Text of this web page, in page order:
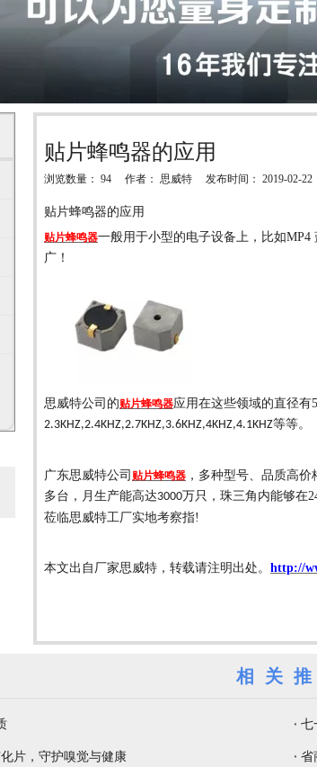
贴片蜂鸣器的应用
浏览数量： 94 作者： 思威特 发布时间： 2019-02-
贴片蜂鸣器的应用
贴片蜂鸣器一般用于小型的电子设备上，比如MP4
广！
思威特公司的贴片蜂鸣器应用在这些领域的直径有
2.3KHZ,2.4KHZ,2.7KHZ,3.6KHZ,4KHZ,4.1KHZ等等。
广东思威特公司 贴片蜂鸣器 ，多种型号、品质高
多台，月生产能高达3000万只， 珠三角内能够在
莅临思威特工厂实地考察指!
本文出自厂家思威特，转载请注明出处。 http://
相关
七
片，守护嗅觉与健康
省